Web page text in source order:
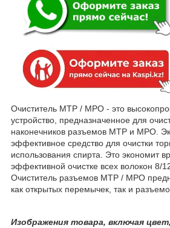
Очиститель MTP / MPO - это
устройство, предназначенное для
наконечников разъемов MTP и MPO.
эффективное средство для очистки
использования спирта. Это экономит
эффективной очистке всех волокон 8/
Очиститель разъемов MTP / MPO
как открытых перемычек, так и
Изображения товара, включая